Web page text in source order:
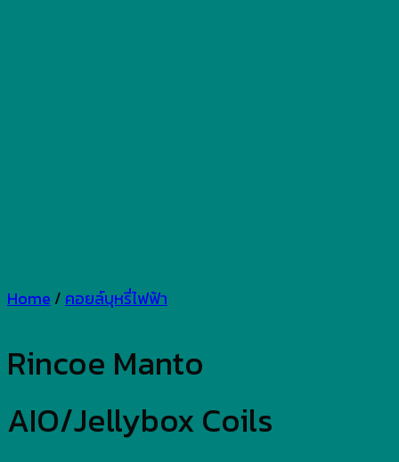
Home / คอยล์บุหรี่ไฟฟ้า
Rincoe Manto
AIO/Jellybox Coils